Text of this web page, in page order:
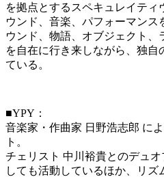
を拠点とするスペキュレイテ
ウンド、音楽、パフォーマン
ウンド、物語、オブジェクト
を自在に行き来しながら、独自
ている。
■YPY：
音楽家・作曲家 日野浩志郎 に
ト。
チェリスト 中川裕貴とのデュ
しても活動しているほか、リズ